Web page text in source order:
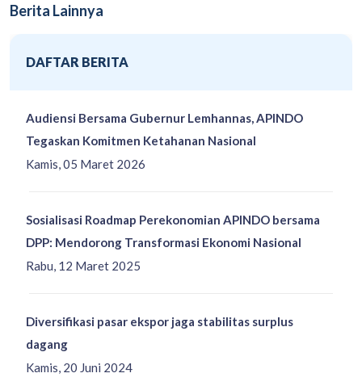
Berita Lainnya
DAFTAR BERITA
Kamis, 05 Maret 2026
Audiensi Bersama Gubernur Lemhannas, APINDO
Tegaskan Komitmen Ketahanan Nasional
Rabu, 12 Maret 2025
Sosialisasi Roadmap Perekonomian APINDO bersama
DPP: Mendorong Transformasi Ekonomi Nasional
Kamis, 20 Juni 2024
Diversifikasi pasar ekspor jaga stabilitas surplus
dagang